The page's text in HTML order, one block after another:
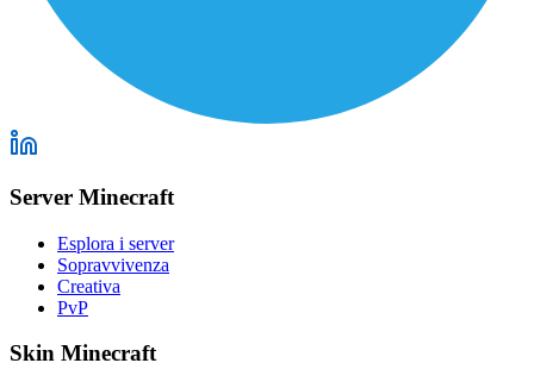
Server Minecraft
Esplora i server
Sopravvivenza
Creativa
PvP
Skin Minecraft